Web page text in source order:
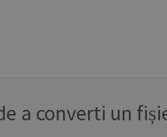
a converti un